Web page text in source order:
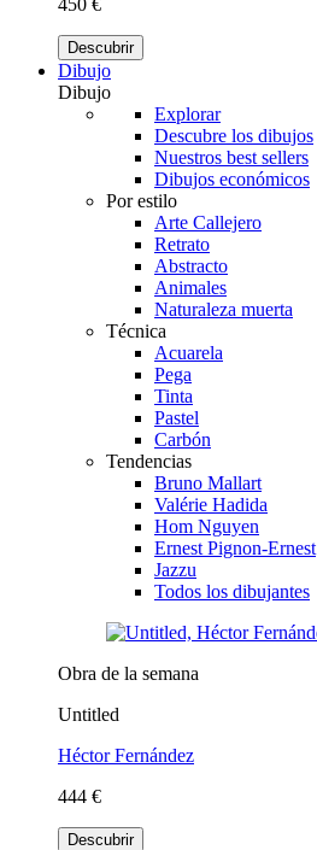
Descubrir
Dibujo
Dibujo
Explorar
Descubre los dibujos
Nuestros best sellers
Dibujos económicos
Por estilo
Arte Callejero
Retrato
Abstracto
Animales
Naturaleza muerta
Técnica
Acuarela
Pega
Tinta
Pastel
Carbón
Tendencias
Bruno Mallart
Valérie Hadida
Hom Nguyen
Ernest Pignon-Ernest
Jazzu
Todos los dibujantes
Obra de la semana
Untitled
Héctor Fernández
444 €
Descubrir